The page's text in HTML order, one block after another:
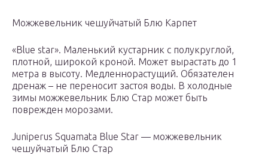
Можжевельник чешуйчатый Блю Карпет
«Blue star». Маленький кустарник с полукруглой,
плотной, широкой кроной. Может вырастать до 1
метра в высоту. Медленнорастущий. Обязателен
дренаж – не переносит застоя воды. В холодные
зимы можжевельник Блю Стар может быть
поврежден морозами.
Juniperus Squamata Blue Star — можжевельник
чешуйчатый Блю Стар